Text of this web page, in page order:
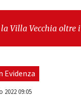
Vecchia oltre i
Evidenza
2022 09:05